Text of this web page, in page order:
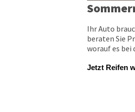
Ihr Auto
beraten Sie
worauf es bei
Jetzt Reifen